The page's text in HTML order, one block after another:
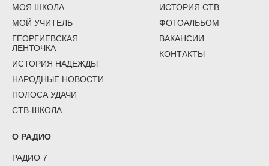
МОЯ ШКОЛА
МОЙ УЧИТЕЛЬ
ГЕОРГИЕВСКАЯ
ЛЕНТОЧКА
ИСТОРИЯ НАДЕЖДЫ
НАРОДНЫЕ НОВОСТИ
ПОЛОСА УДАЧИ
СТВ-ШКОЛА
ИСТОРИЯ СТВ
ФОТОАЛЬБОМ
ВАКАНСИИ
КОНТАКТЫ
О РАДИО
РАДИО 7